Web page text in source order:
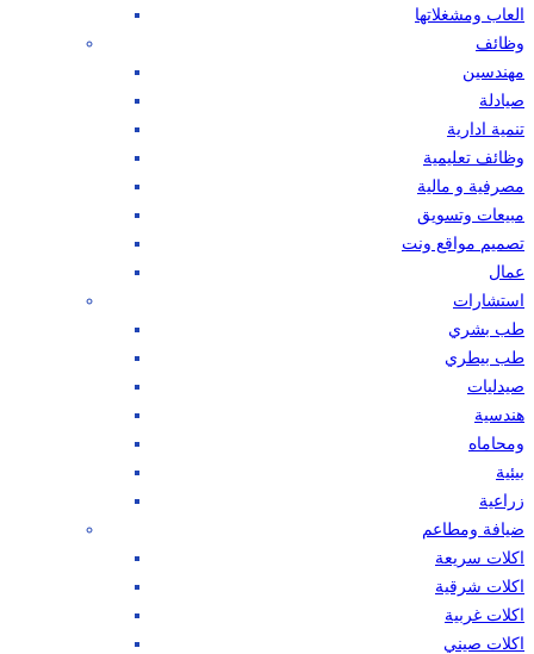
العاب ومشغلاتها
وظائف
مهندسين
صيادلة
تنمية ادارية
وظائف تعليمية
مصرفية و مالية
مبيعات وتسويق
تصميم مواقع ونت
عمال
استشارات
طب بشري
طب بيطري
صيدليات
هندسية
ومحاماه
بيئية
زراعية
ضيافة ومطاعم
اكلات سريعة
اكلات شرقية
اكلات غربية
اكلات صيني